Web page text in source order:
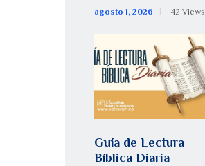
agosto 1, 2026 42 Views
Guía de Lectura
Bíblica Diaria